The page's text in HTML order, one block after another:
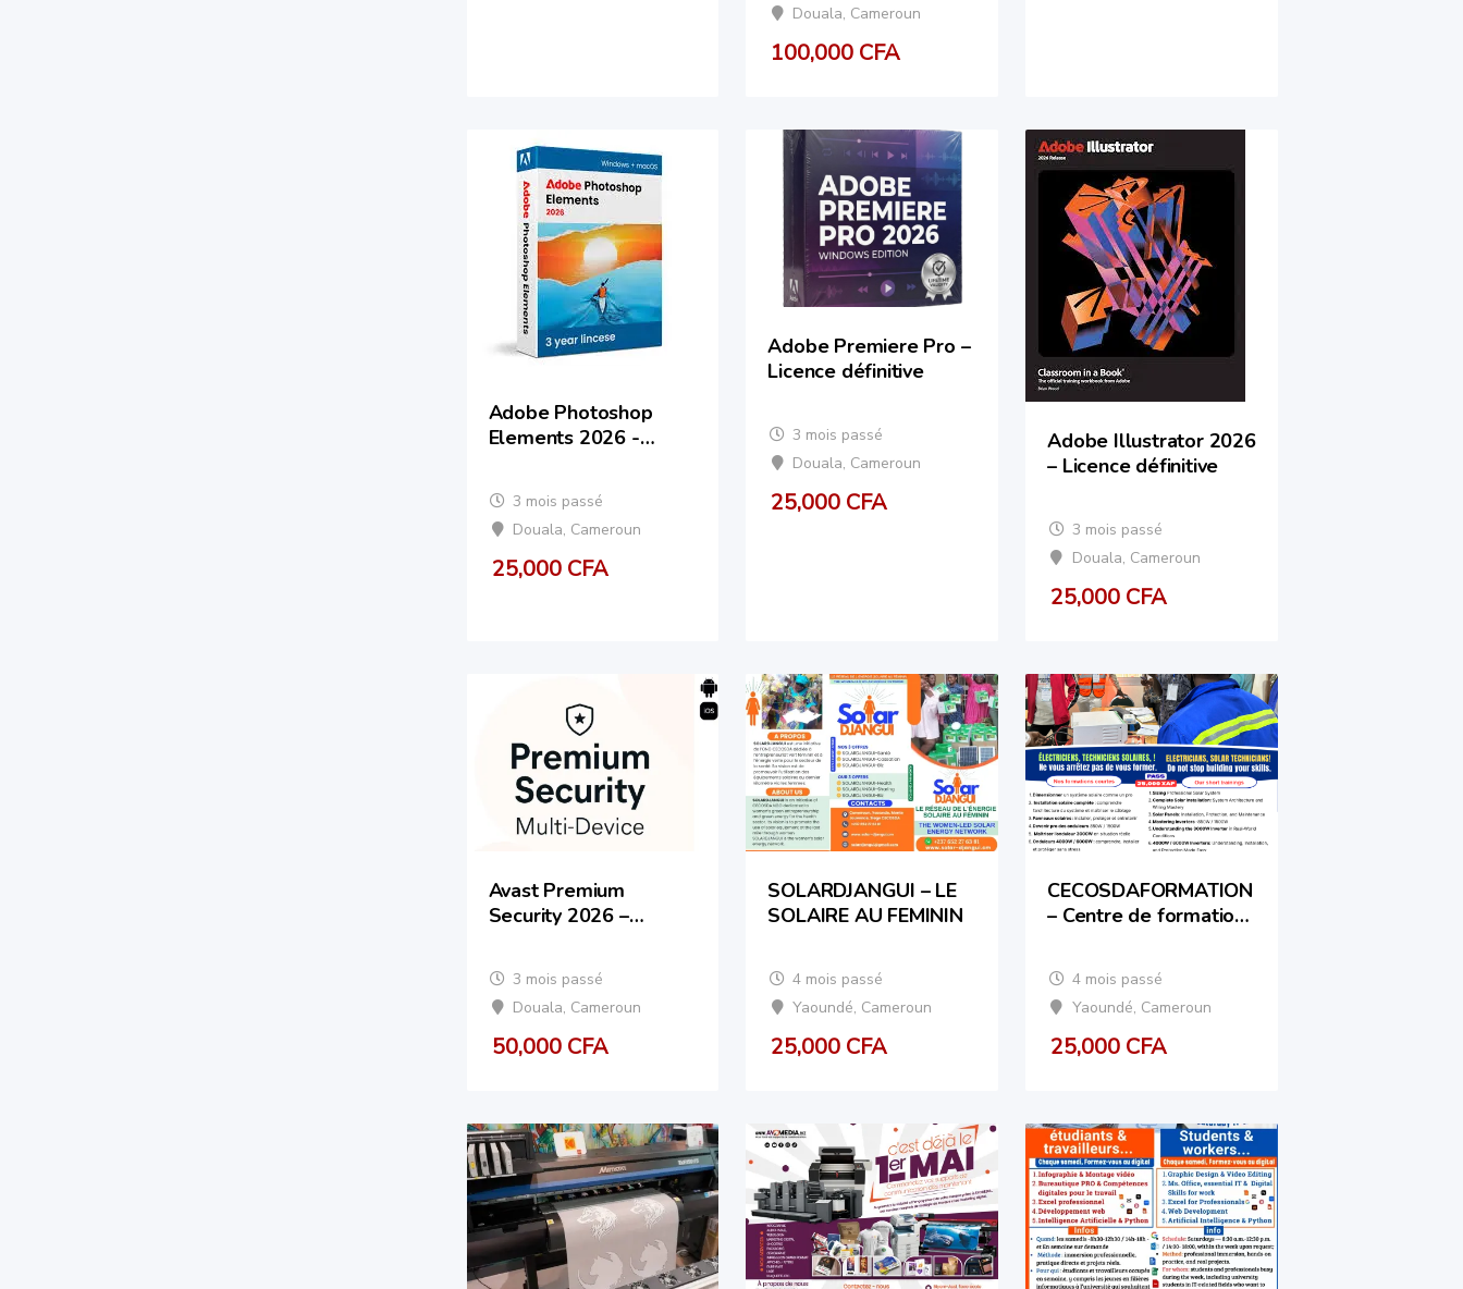
Douala, Cameroun
100,000 CFA
Adobe Photoshop
Elements 2026 -
3 mois passé
Douala, Cameroun
25,000 CFA
Adobe Premiere Pro –
Licence définitive
3 mois passé
Douala, Cameroun
25,000 CFA
Adobe Illustrator 2026
– Licence définitive
3 mois passé
Douala, Cameroun
25,000 CFA
Avast Premium
Security 2026 –
3 mois passé
Douala, Cameroun
50,000 CFA
SOLARDJANGUI – LE
SOLAIRE AU FEMININ
4 mois passé
Yaoundé, Cameroun
25,000 CFA
CECOSDAFORMATION
– Centre de formation
Yaoundé
4 mois passé
Yaoundé, Cameroun
25,000 CFA